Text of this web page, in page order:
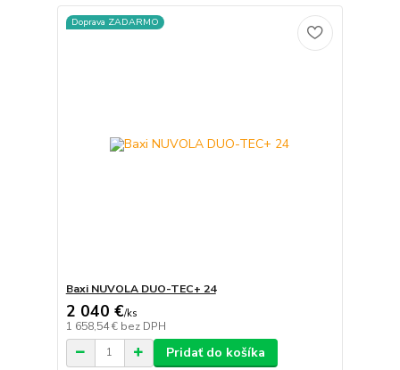
Doprava ZADARMO
Baxi NUVOLA DUO-TEC+ 24
2 040 €/ks
1 658,54 € bez DPH
Pridať do košíka